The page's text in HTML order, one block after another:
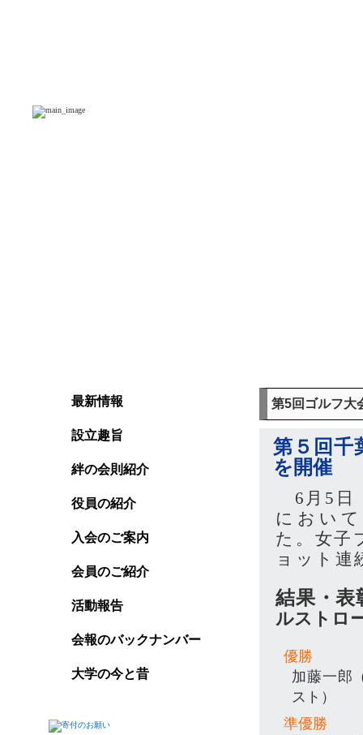
第5回ゴルフ大
第５回千
を開催
6月5日
におい
た。女子
ョット連
結果・表
ルストロ
優勝
加藤一郎
スト）
準優勝
最新情報
設立趣旨
絆の会則紹介
役員の紹介
入会のご案内
会員のご紹介
活動報告
会報のバックナンバー
大学の今と昔